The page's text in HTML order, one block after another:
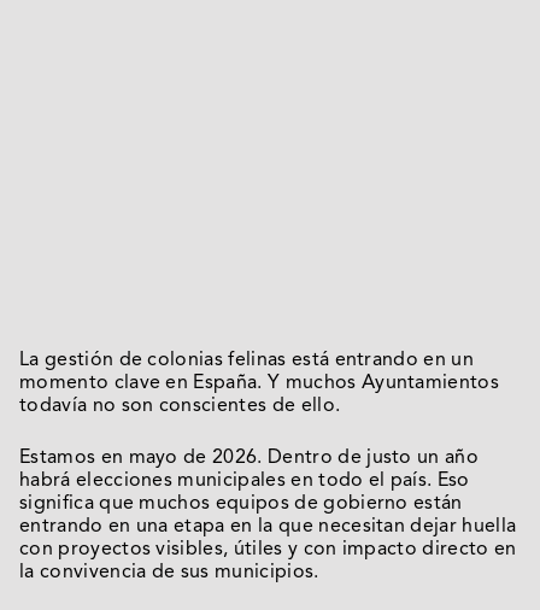
La gestión de colonias felinas está entrando en un
momento clave en España. Y muchos Ayuntamientos
todavía no son conscientes de ello.
Estamos en mayo de 2026. Dentro de justo un año
habrá elecciones municipales en todo el país. Eso
significa que muchos equipos de gobierno están
entrando en una etapa en la que necesitan dejar huella
con proyectos visibles, útiles y con impacto directo en
la convivencia de sus municipios.